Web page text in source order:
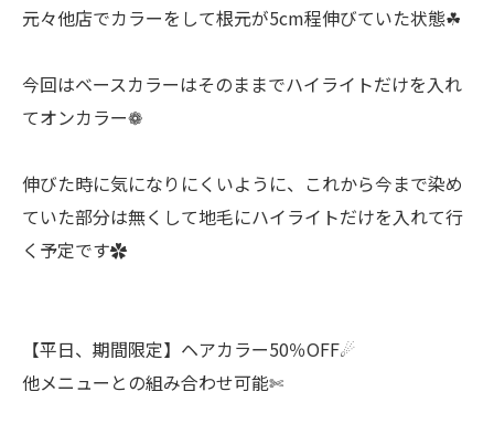
元々他店でカラーをして根元が5cm程伸びていた状態☘︎
今回はベースカラーはそのままでハイライトだけを入れ
てオンカラー❁
伸びた時に気になりにくいように、これから今まで染め
ていた部分は無くして地毛にハイライトだけを入れて行
く予定です✿
【平日、期間限定】ヘアカラー50％OFF☄︎
他メニューとの組み合わせ可能✄